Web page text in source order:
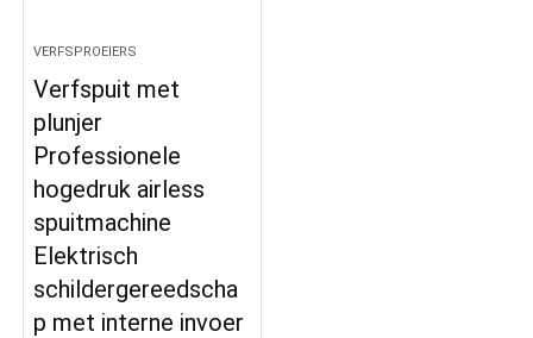
VERFSPROEIERS
Verfspuit met
plunjer
Professionele
hogedruk airless
spuitmachine
Elektrisch
schildergereedscha
p met interne invoer